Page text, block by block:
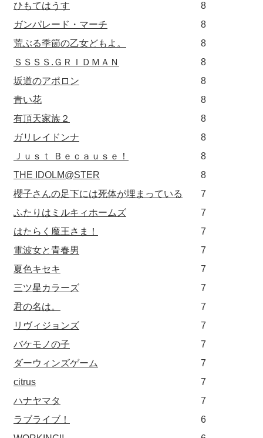
ひもてはうす
8
ガンパレード・マーチ
8
荒ぶる季節の乙女どもよ。
8
ＳＳＳＳ.ＧＲＩＤＭＡＮ
8
坂道のアポロン
8
青い花
8
有頂天家族２
8
ガリレイドンナ
8
Ｊｕｓｔ Ｂｅｃａｕｓｅ！
8
THE IDOLM@STER
8
櫻子さんの足下には死体が埋まっている
7
ふたりはミルキィホームズ
7
はたらく魔王さま！
7
電波女と青春男
7
夏色キセキ
7
三ツ星カラーズ
7
君の名は。
7
リヴィジョンズ
7
バケモノの子
7
ダーウィンズゲーム
7
citrus
7
ハナヤマタ
7
ラブライブ！
6